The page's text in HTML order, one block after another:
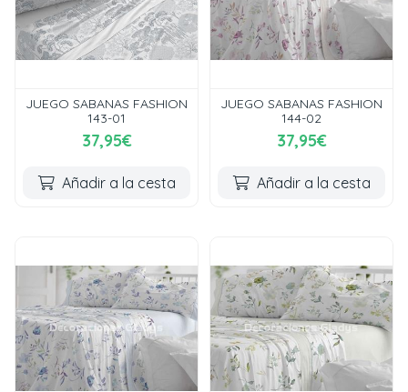
JUEGO SABANAS FASHION
143-01
37,95€
Añadir a la cesta
JUEGO SABANAS FASHION
144-02
37,95€
Añadir a la cesta